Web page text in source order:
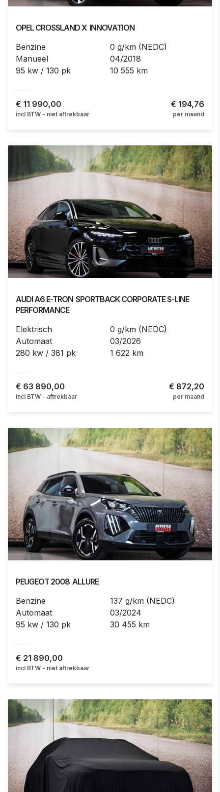
OPEL CROSSLAND X INNOVATION
Benzine
Manueel
95 kw / 130 pk
0 g/km (NEDC)
04/2018
10 555 km
€ 11 990,00
incl BTW - niet aftrekbaar
€ 194,76
per maand
AUDI A6 E-TRON SPORTBACK CORPORATE S-LINE
PERFORMANCE
Elektrisch
Automaat
280 kw / 381 pk
0 g/km (NEDC)
03/2026
1 622 km
€ 63 890,00
incl BTW - aftrekbaar
€ 872,20
per maand
PEUGEOT 2008 ALLURE
Benzine
Automaat
95 kw / 130 pk
137 g/km (NEDC)
03/2024
30 455 km
€ 21 890,00
incl BTW - niet aftrekbaar